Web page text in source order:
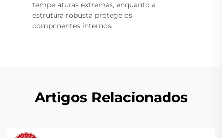
temperaturas extremas, enquanto a
estrutura robusta protege os
componentes internos.
Artigos Relacionados